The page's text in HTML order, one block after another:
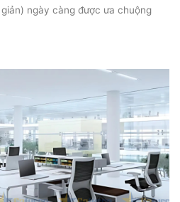
ngày càng được ưa chuộng